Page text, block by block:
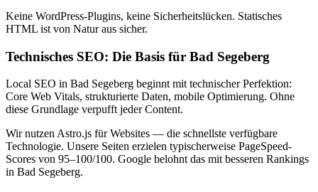
Keine WordPress-Plugins, keine Sicherheitslücken. Statisches
HTML ist von Natur aus sicher.
Technisches SEO: Die Basis für Bad Segeberg
Local SEO in Bad Segeberg beginnt mit technischer Perfektion:
Core Web Vitals, strukturierte Daten, mobile Optimierung. Ohne
diese Grundlage verpufft jeder Content.
Wir nutzen Astro.js für Websites — die schnellste verfügbare
Technologie. Unsere Seiten erzielen typischerweise PageSpeed-
Scores von 95–100/100. Google belohnt das mit besseren Rankings
in Bad Segeberg.